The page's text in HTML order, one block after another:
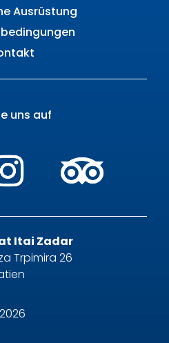
Ausrüstung
uns auf
Itai Zadar
Trpimira 26